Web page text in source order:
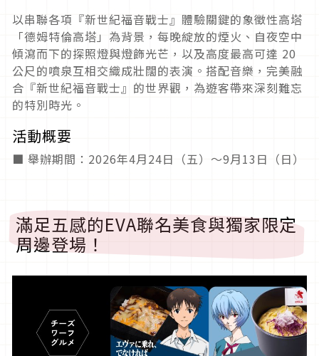
以串聯各項『新世紀福音戰士』體驗關鍵的象徵性高塔
「德姆特倫高塔」為背景，每晚綻放的煙火、自夜空中
傾瀉而下的探照燈與燈飾光芒，以及高度最高可達 20
公尺的噴泉互相交織成壯闊的表演。搭配音樂，完美融
合『新世紀福音戰士』的世界觀，為遊客帶來深刻難忘
的特別時光。
活動概要
■ 舉辦期間：2026年4月24日（五）～9月13日（日）
滿足五感的EVA聯名美食與獨家限定
周邊登場！